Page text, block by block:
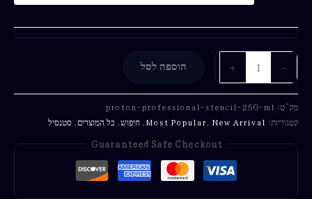
-
+ הוספה לסל
מק"ט: proton-professional-stencil-250-ml
קטגוריות:
Most Popular, New Arrival
, חיפוש, כל המוצרים, סטנסיל
Guaranteed Safe Checkout